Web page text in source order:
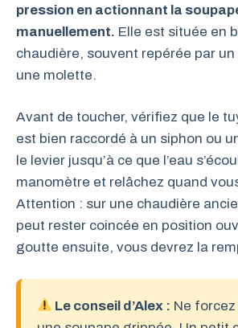
pression en actionnant la
manuellement. Elle est située en
chaudière, souvent repérée par
une molette.
Avant de toucher, vérifiez que le
est bien raccordé à un siphon ou
le levier jusqu’à ce que l’eau
manomètre et relâchez quand
Attention : sur une chaudière
peut rester coincée en position
goutte ensuite, vous devrez la
Le conseil d’Alex : Ne